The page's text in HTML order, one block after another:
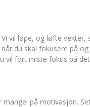
vil løpe, og løfte
du skal fokusere på
vil fort miste fokus på
mangel på motivasjon.